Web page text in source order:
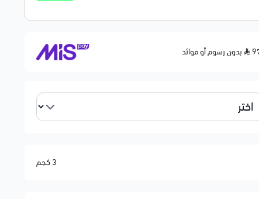
بدون رسوم أو فوائد
3 كجم